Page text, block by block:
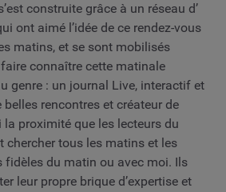
construite grâce à un réseau d’
ont aimé l’idée de ce rendez-vous
matins, et se sont mobilisés
connaître cette matinale
genre : un journal Live, interactif et
rencontres et créateur de
la proximité que les lecteurs du
chercher tous les matins et les
fidèles du matin ou avec moi. Ils
leur propre brique d’expertise et